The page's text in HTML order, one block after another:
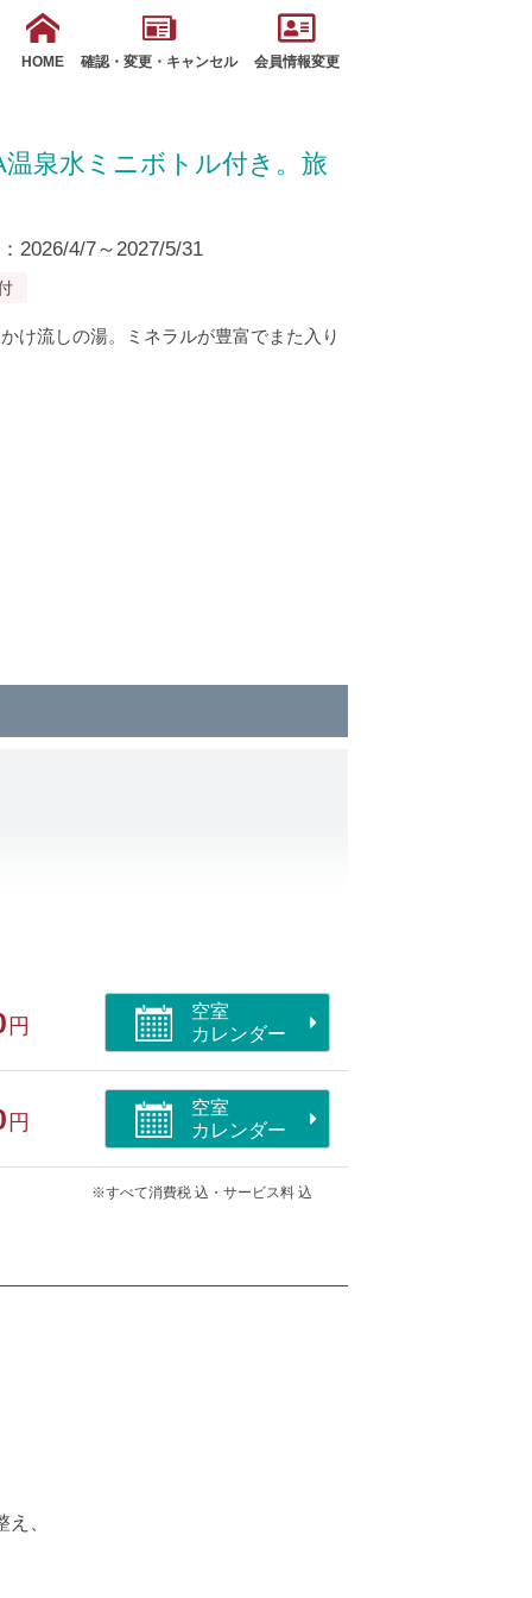
HOME 確認・変更・キャンセル 会員情報変更
泉水ミニボトル付き。旅
2026/4/7～2027/5/31
け流しの湯。ミネラルが豊富でまた入り
円
空室
カレンダー
円
空室
カレンダー
※すべて消費税 込・サービス料 込
、